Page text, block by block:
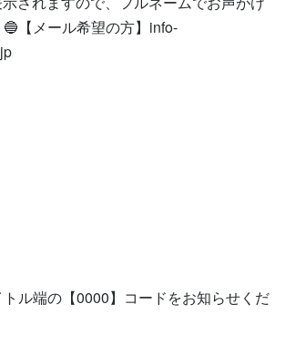
【メール希望の方】 info-
トル端の【0000】コードをお知らせくだ